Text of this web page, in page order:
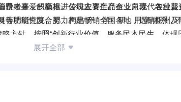
者喜爱的商标。公司主要产品有：尿素、各种
功能性复合肥，产品畅销全国各地，远销亚洲及
未来，积极推进传统农资生产企业向现代农业
肥研究院，努力构建“产、学、研、用”新体系，
方针，按照“创新行业价值，服务民本民生，体现
增收、农村振兴、农业发展、保障国家粮食安全贡
展开全部